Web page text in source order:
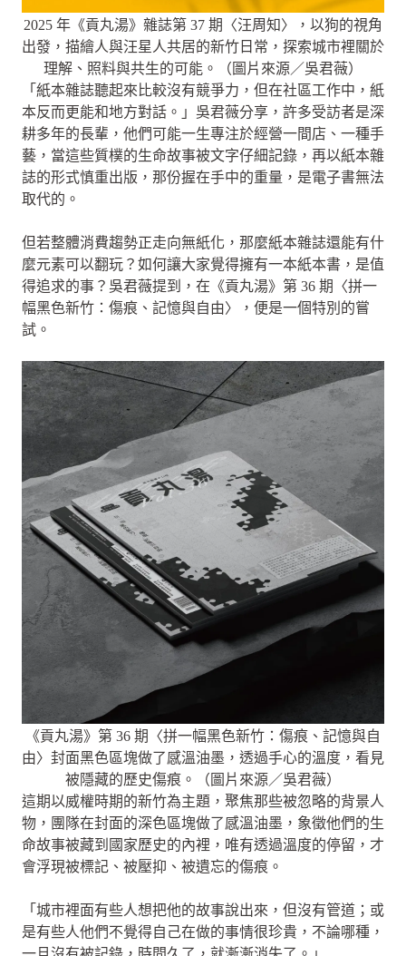
2025 年《貢丸湯》雜誌第 37 期〈汪周知〉，以狗的視角
出發，描繪人與汪星人共居的新竹日常，探索城市裡關於
理解、照料與共生的可能。（圖片來源／吳君薇）
「紙本雜誌聽起來比較沒有競爭力，但在社區工作中，紙
本反而更能和地方對話。」吳君薇分享，許多受訪者是深
耕多年的長輩，他們可能一生專注於經營一間店、一種手
藝，當這些質樸的生命故事被文字仔細記錄，再以紙本雜
誌的形式慎重出版，那份握在手中的重量，是電子書無法
取代的。
但若整體消費趨勢正走向無紙化，那麼紙本雜誌還能有什
麼元素可以翻玩？如何讓大家覺得擁有一本紙本書，是值
得追求的事？吳君薇提到，在《貢丸湯》第 36 期〈拼一
幅黑色新竹：傷痕、記憶與自由〉，便是一個特別的嘗
試。
《貢丸湯》第 36 期〈拼一幅黑色新竹：傷痕、記憶與自
由〉封面黑色區塊做了感溫油墨，透過手心的溫度，看見
被隱藏的歷史傷痕。（圖片來源／吳君薇）
這期以威權時期的新竹為主題，聚焦那些被忽略的背景人
物，團隊在封面的深色區塊做了感溫油墨，象徵他們的生
命故事被藏到國家歷史的內裡，唯有透過溫度的停留，才
會浮現被標記、被壓抑、被遺忘的傷痕。
「城市裡面有些人想把他的故事說出來，但沒有管道；或
是有些人他們不覺得自己在做的事情很珍貴，不論哪種，